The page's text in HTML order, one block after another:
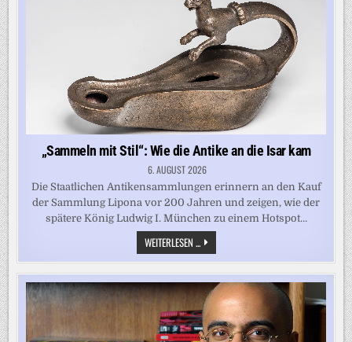
TREND
ZUM
SACHBUCH-
COMIC?
„Sammeln mit Stil“: Wie die Antike an die Isar kam
6. AUGUST 2026
Die Staatlichen Antikensammlungen erinnern an den Kauf
der Sammlung Lipona vor 200 Jahren und zeigen, wie der
spätere König Ludwig I. München zu einem Hotspot…
WEITERLESEN ... „SAMMELN
MIT
STIL“:
WIE
DIE
ANTIKE
AN
DIE
ISAR
KAM